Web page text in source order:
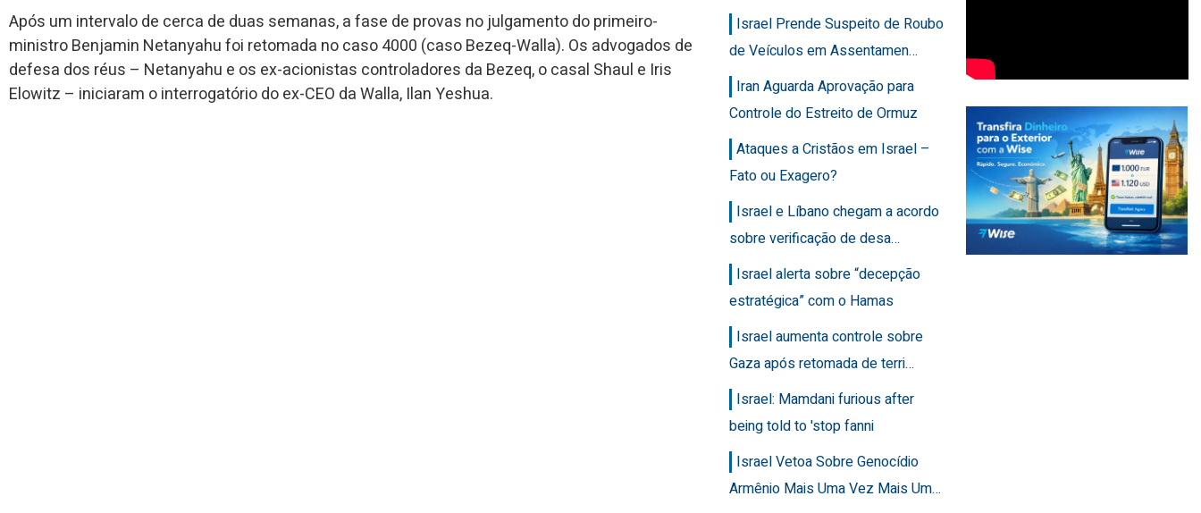
Após um intervalo de cerca de duas semanas, a fase de provas no julgamento do primeiro-
ministro Benjamin Netanyahu foi retomada no caso 4000 (caso Bezeq-Walla). Os advogados de
defesa dos réus – Netanyahu e os ex-acionistas controladores da Bezeq, o casal Shaul e Iris
Elowitz – iniciaram o interrogatório do ex-CEO da Walla, Ilan Yeshua.
Israel Prende Suspeito de Roubo
de Veículos em Assentamen…
Iran Aguarda Aprovação para
Controle do Estreito de Ormuz
Ataques a Cristãos em Israel –
Fato ou Exagero?
Israel e Líbano chegam a acordo
sobre verificação de desa…
Israel alerta sobre “decepção
estratégica” com o Hamas
Israel aumenta controle sobre
Gaza após retomada de terri…
Israel: Mamdani furious after
being told to 'stop fanni
Israel Vetoa Sobre Genocídio
Armênio Mais Uma Vez Mais Um…